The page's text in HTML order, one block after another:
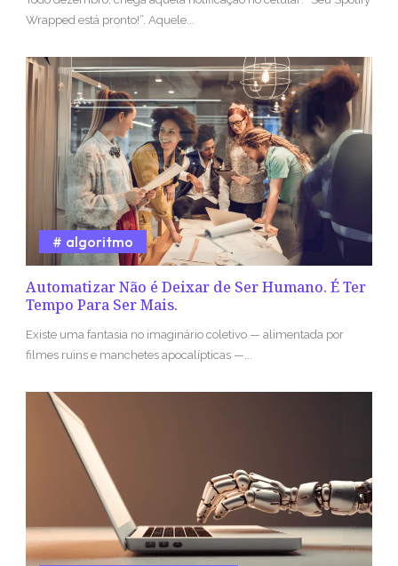
Wrapped está pronto!”. Aquele...
Automatizar Não é Deixar de Ser Humano. É Ter
Tempo Para Ser Mais.
algoritmo
Existe uma fantasia no imaginário coletivo — alimentada por
filmes ruins e manchetes apocalípticas —...